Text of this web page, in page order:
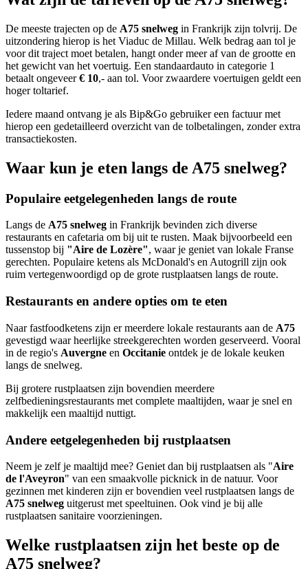
De meeste trajecten op de A75 snelweg in Frankrijk zijn tolvrij. De
uitzondering hierop is het Viaduc de Millau. Welk bedrag aan tol je
voor dit traject moet betalen, hangt onder meer af van de grootte en
het gewicht van het voertuig. Een standaardauto in categorie 1
betaalt ongeveer€ 10,- aan tol. Voor zwaardere voertuigen geldt een
hoger toltarief.
Iedere maand ontvang je als Bip&Go gebruiker een factuur met
hierop een gedetailleerd overzicht van de tolbetalingen, zonder extra
transactiekosten.
Waar kun je eten langs de A75 snelweg?
Populaire eetgelegenheden langs de route
Langs de A75 snelweg in Frankrijk bevinden zich diverse
restaurants en cafetaria om bij uit te rusten. Maak bijvoorbeeld een
tussenstop bij "Aire de Lozère", waar je geniet van lokale Franse
gerechten. Populaire ketens als McDonald's en Autogrill zijn ook
ruim vertegenwoordigd op de grote rustplaatsen langs de route.
Restaurants en andere opties om te eten
Naar fastfoodketens zijn er meerdere lokale restaurants aan de A75
gevestigd waar heerlijke streekgerechten worden geserveerd. Vooral
in de regio's Auvergne en Occitanie ontdek je de lokale keuken
langs de snelweg.
Bij grotere rustplaatsen zijn bovendien meerdere
zelfbedieningsrestaurants met complete maaltijden, waar je snel en
makkelijk een maaltijd nuttigt.
Andere eetgelegenheden bij rustplaatsen
Neem je zelf je maaltijd mee? Geniet dan bij rustplaatsen als "Aire
de l'Aveyron" van een smaakvolle picknick in de natuur. Voor
gezinnen met kinderen zijn er bovendien veel rustplaatsen langs de
A75 snelweg uitgerust met speeltuinen. Ook vind je bij alle
rustplaatsen sanitaire voorzieningen.
Welke rustplaatsen zijn het beste op de
A75 snelweg?